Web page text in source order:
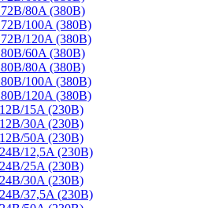
80A (380B)
100A (380B)
120A (380B)
60A (380B)
80A (380B)
100A (380B)
120A (380B)
15A (230B)
30A (230B)
50A (230B)
12,5A (230B)
25A (230B)
30A (230B)
37,5A (230B)